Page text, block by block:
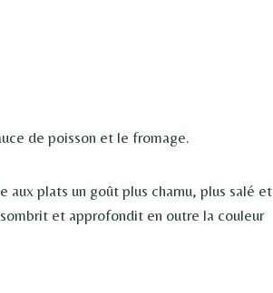
de poisson et le fromage.
aux plats un goût plus charnu, plus salé et
et approfondit en outre la couleur